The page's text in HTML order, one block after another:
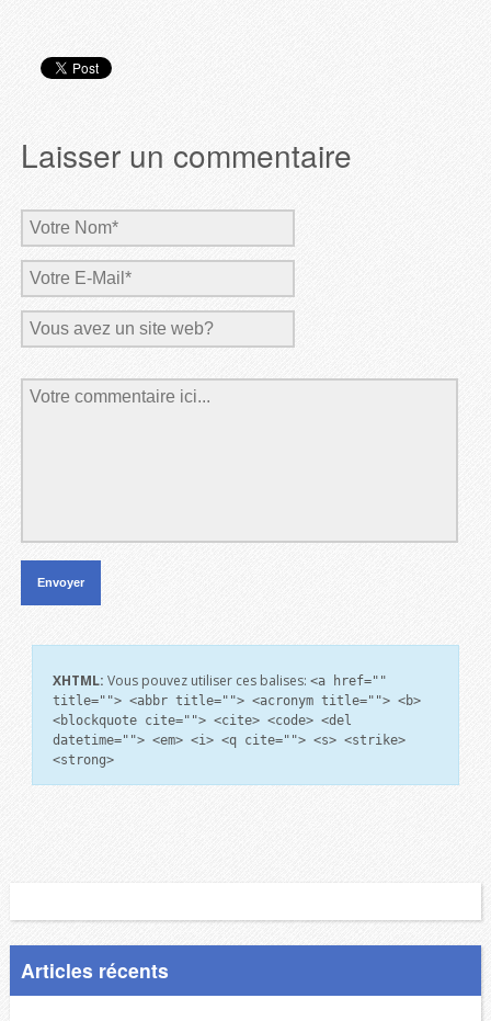
Laisser un commentaire
XHTML: Vous pouvez utiliser ces balises: <a href=""
title=""> <abbr title=""> <acronym title=""> <b>
<blockquote cite=""> <cite> <code> <del
datetime=""> <em> <i> <q cite=""> <s> <strike>
<strong>
Articles récents